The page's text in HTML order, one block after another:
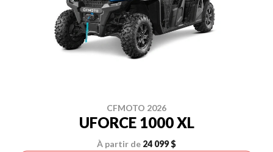
CFMOTO 2026
UFORCE 1000 XL
À partir de 24 099 $